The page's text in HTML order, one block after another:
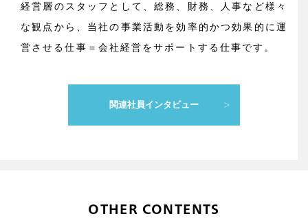
経営層のスタッフとして、総務、財務、人事など様々
な観点から、当社の事業活動を効率的かつ効果的に運
営させる仕事＝会社経営をサポートする仕事です。
関連社員インタビュー
OTHER CONTENTS